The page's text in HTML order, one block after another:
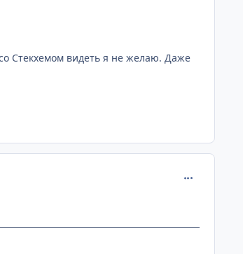
Стекхемом видеть я не желаю. Даже